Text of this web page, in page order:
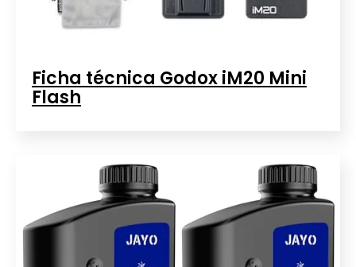
Ficha técnica Godox iM20 Mini
Flash